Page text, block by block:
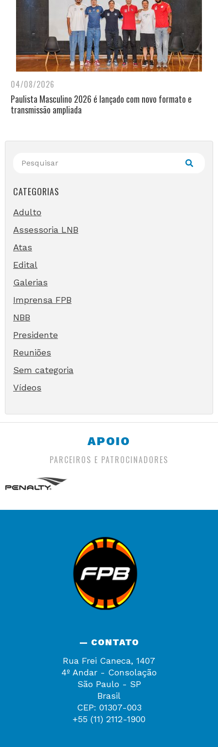
04/08/2026
Paulista Masculino 2026 é lançado com novo formato e
transmissão ampliada
CATEGORIAS
Adulto
Assessoria LNB
Atas
Edital
Galerias
Imprensa FPB
NBB
Presidente
Reuniões
Sem categoria
Vídeos
APOIO
PARCEIROS E PATROCINADORES
— CONTATO
Rua Frei Caneca, 1407
4º Andar - Consolação
São Paulo - SP
Brasil
CEP: 01307-003
+55 (11) 2112-1900